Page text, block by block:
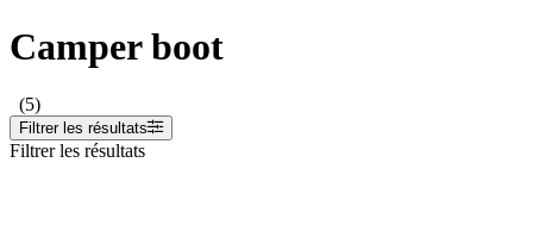
Camper boot
(5)
Filtrer les résultats
Filtrer les résultats